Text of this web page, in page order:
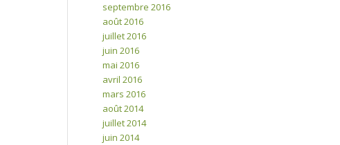
septembre 2016
août 2016
juillet 2016
juin 2016
mai 2016
avril 2016
mars 2016
août 2014
juillet 2014
juin 2014